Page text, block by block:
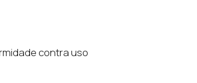
contra uso